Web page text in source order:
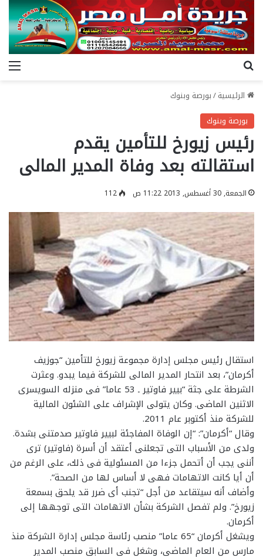
الرئيسية/بورصة وبنوك
بورصة وبنوك
رئيس زيورخ للتأمين يقدم
استقالته بعد وفاة المدير المالى
الجمعة, 30 أغسطس, 2013 11:22 ص 112
استقال رئيس مجلس إدارة مجموعة زيورخ للتأمين “جوزيف
أكرمان”، بعد انتحار المدير المالى للشركة فيما يبدو. وعثرت
الشرطة على جثة “بيير فاوتير ـ 53 عاما” فى منزله السويسرى
الاثنين الماضى. وكان يتولى الإشراف على الشئون المالية
للشركة منذ أكتوبر عام 2011.
وقال “أكرمان”: “إن الوفاة المفاجئة لبيير فاوتير صدمتنى بشدة.
ولدى من الأسباب التى تجعلنى أعتقد أن أسرة (فاوتير) ترى
أننى يجب أن أتحمل جزءا من المسئولية فى ذلك، على الرغم من
أن أيا كانت الاتهامات فهى لا أساس لها من الصحة”.
وأضاف أنه سيتقاعد من أجل “تجنب أى ضرر قد يلحق بسمعة
زيورخ”. ولم تفصل الشركة بشأن الاتهامات التى توجهها إلى
أكرمان.
ويشغل أكرمان “65 عاما” منصب رئاسة مجلس إدارة الشركة منذ
مارس من العام الماضى، وشغل فى السابق منصب المدير